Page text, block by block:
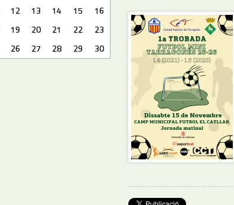
12 13 14 15
16
19 20 21 22
23
26 27 28 29 30